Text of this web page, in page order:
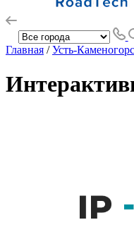
Главная /Усть-